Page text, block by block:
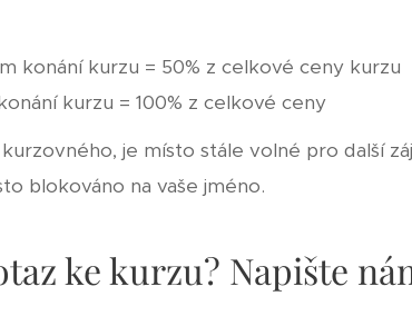
konání kurzu = 50% z celkové ceny kurzu
kurzu = 100% z celkové ceny
je místo stále volné pro další
blokováno na vaše jméno.
ke kurzu? Napište